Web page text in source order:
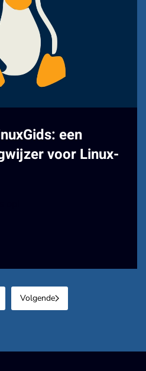
een
voor Linux-
Volgende